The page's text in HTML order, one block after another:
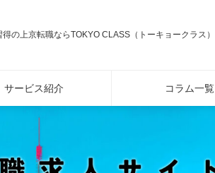
の上京転職ならTOKYO CLASS（トーキョークラス）
サービス紹介 コラム一覧